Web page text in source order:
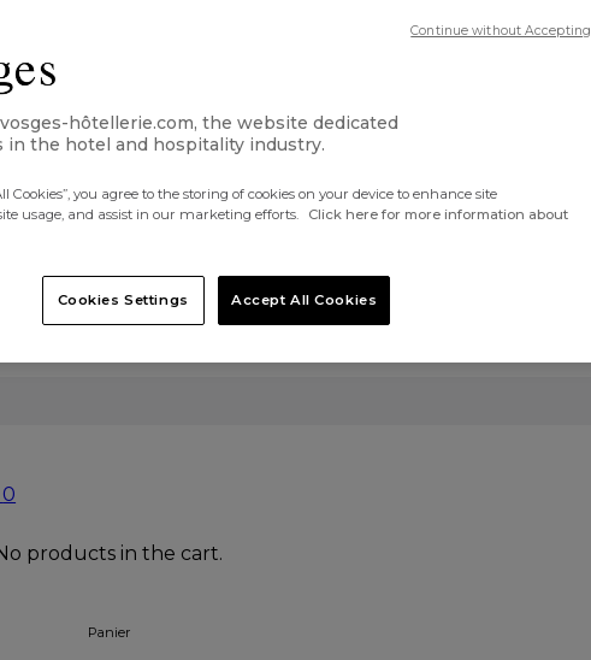
0
products in the cart.
Panier
hôtellerie.com, the website dedicated
in the hotel and hospitality industry.
Cookies”, you agree to the storing of cookies on your device to enhance site
usage, and assist in our marketing efforts.
Click here for more information about
Cookies Settings Accept All Cookies
Continue without Accepting